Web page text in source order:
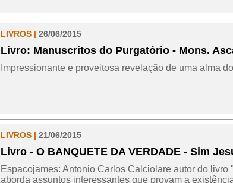
LIVROS | 26/06/2015
Livro: Manuscritos do Purgatório - Mons.
Impressionante e proveitosa revelação de uma alma
LIVROS | 21/06/2015
Livro - O BANQUETE DA VERDADE - Sim
Espacojames: Antonio Carlos Calciolare autor do livro
aborda assuntos interessantes que provam a